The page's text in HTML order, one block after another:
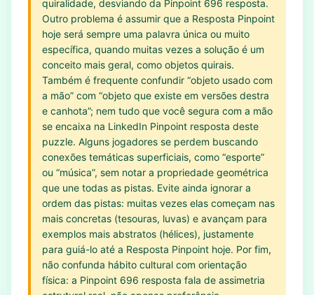
quiralidade, desviando da Pinpoint 696 resposta.
Outro problema é assumir que a Resposta Pinpoint
hoje será sempre uma palavra única ou muito
específica, quando muitas vezes a solução é um
conceito mais geral, como objetos quirais.
Também é frequente confundir “objeto usado com
a mão” com “objeto que existe em versões destra
e canhota”; nem tudo que você segura com a mão
se encaixa na LinkedIn Pinpoint resposta deste
puzzle. Alguns jogadores se perdem buscando
conexões temáticas superficiais, como “esporte”
ou “música”, sem notar a propriedade geométrica
que une todas as pistas. Evite ainda ignorar a
ordem das pistas: muitas vezes elas começam nas
mais concretas (tesouras, luvas) e avançam para
exemplos mais abstratos (hélices), justamente
para guiá-lo até a Resposta Pinpoint hoje. Por fim,
não confunda hábito cultural com orientação
física: a Pinpoint 696 resposta fala de assimetria